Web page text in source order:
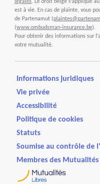
légales. Le droit belge s’applique
est à vie. En cas de plainte, vous
de Partenamut (
(www.ombudsman-insurance.be).
Pour obtenir des informations sur
votre mutualité.
Informations juridiques
Vie privée
Accessibilité
Politique de cookies
Statuts
Soumise au contrôle de
Membres des Mutualités